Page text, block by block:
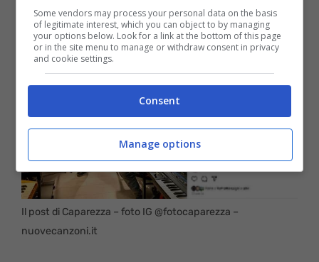
Il post di Caparezza – foto IG @fotocaparezza –
nuovecanzoni.it
Some vendors may process your personal data on the basis
of legitimate interest, which you can object to by managing
your options below. Look for a link at the bottom of this page
or in the site menu to manage or withdraw consent in privacy
and cookie settings.
Consent
Manage options